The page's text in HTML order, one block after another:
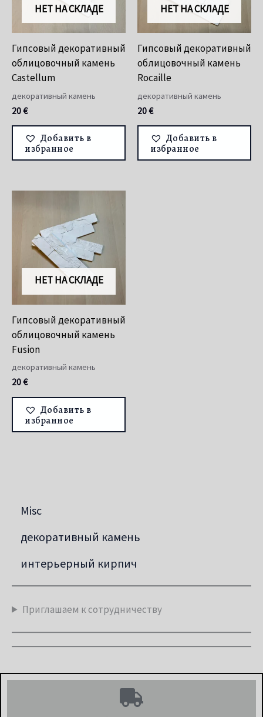
НЕТ НА СКЛАДЕ
Гипсовый декоративный
облицовочный камень
Castellum
декоративный камень
20€
Добавить в
избранное
НЕТ НА СКЛАДЕ
Гипсовый декоративный
облицовочный камень
Rocaille
декоративный камень
20€
Добавить в
избранное
НЕТ НА СКЛАДЕ
Гипсовый декоративный
облицовочный камень
Fusion
декоративный камень
20€
Добавить в
избранное
Misc
декоративный камень
интерьерный кирпич
Приглашаем к сотрудничеству